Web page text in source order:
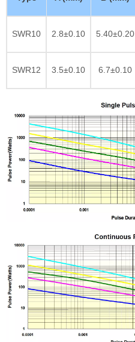
SWR10 2.8±0.10 5.40±0.20
SWR12 3.5±0.10 6.7±0.10